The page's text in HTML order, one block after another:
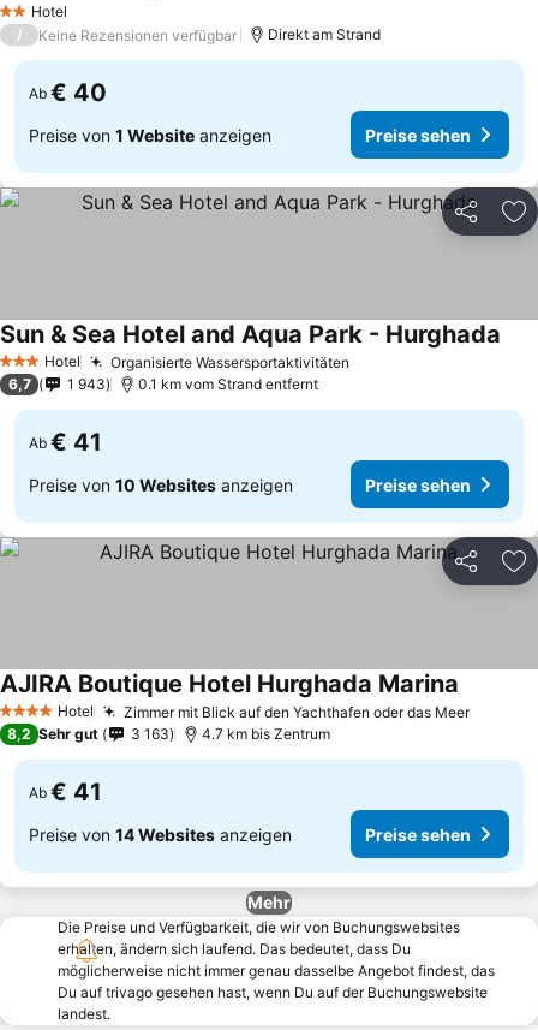
2 Sterne
Hotel
/ Keine Rezensionen verfügbar Direkt am Strand
Ab € 40
Preise von 1 Website anzeigen Preise sehen
Teilen
3 SterneHotel Organisierte Wassersportaktivitäten
Sun & Sea Hotel and Aqua Park - Hurghada
6,7 1 943 0.1 km vom Strand entfernt
Ab € 41
Preise von 10 Websites anzeigen Preise sehen
Teilen
4 Sterne Hotel Zimmer mit Blick auf den Yachthafen oder das Meer
AJIRA Boutique Hotel Hurghada Marina
8,2 Sehr gut 3 163 4.7 km bis Zentrum
Ab € 41
Preise von 14 Websites anzeigen Preise sehen
Mehr
Die Preise und Verfügbarkeit, die wir von Buchungswebsites
erhalten, ändern sich laufend. Das bedeutet, dass Du
möglicherweise nicht immer genau dasselbe Angebot findest, das
Du auf trivago gesehen hast, wenn Du auf der Buchungswebsite
landest.